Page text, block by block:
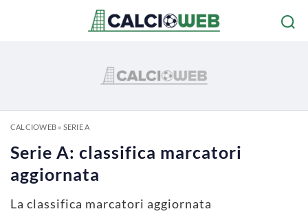
CALCIOWEB» SERIE A
Serie A: classifica marcatori
aggiornata
La classifica marcatori aggiornata